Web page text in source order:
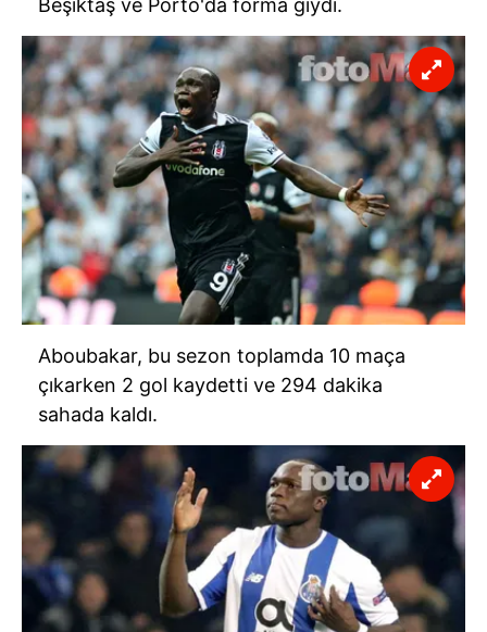
Beşiktaş ve Porto'da forma giydi.
Aboubakar, bu sezon toplamda 10 maça
çıkarken 2 gol kaydetti ve 294 dakika
sahada kaldı.